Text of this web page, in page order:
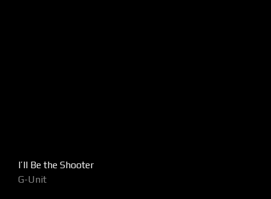
I’ll Be the Shooter
G-Unit